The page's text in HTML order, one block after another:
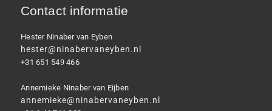
Contact informatie
Hester Ninaber van Eyben
hester@ninabervaneyben.nl
+31 651 549 466
Annemieke Ninaber van Eijben
annemieke@ninabervaneyben.nl